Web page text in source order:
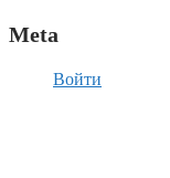
Meta
Войти